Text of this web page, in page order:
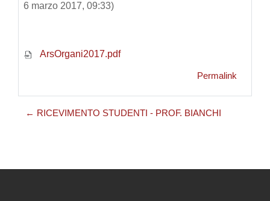
6 marzo 2017, 09:33)
ArsOrgani2017.pdf
Permalink
← RICEVIMENTO STUDENTI - PROF. BIANCHI